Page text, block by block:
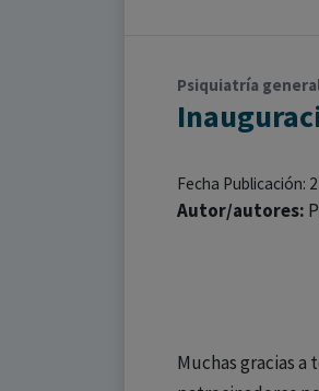
Psiquiatría
Fecha Publicación:
Autor/autores:
Muchas gracias